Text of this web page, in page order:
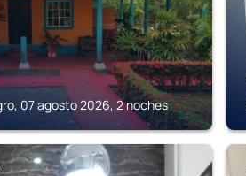
07 agosto 2026, 2 noches